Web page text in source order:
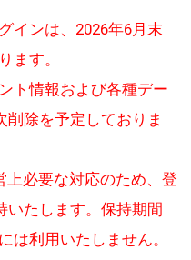
インは、2026年6月末
ます。
ト情報および各種デー
削除を予定しておりま
必要な対応のため、登
いたします。保持期間
は利用いたしません。